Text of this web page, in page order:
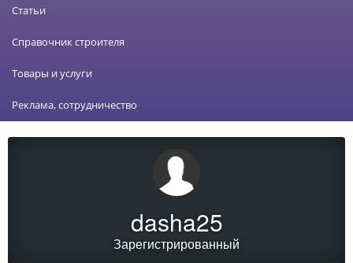
Статьи
Справочник строителя
Товары и услуги
Реклама, сотрудничество
dasha25
Зарегистрированный